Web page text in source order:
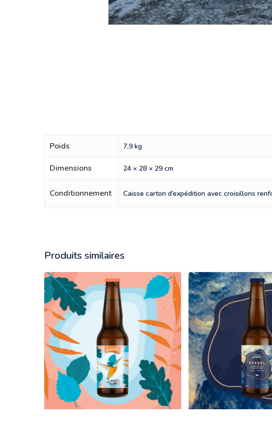
Poids 7,9 kg
Dimensions 24 × 28 × 29 cm
Conditionnement Caisse carton d’expédition avec croisillons
Produits similaires